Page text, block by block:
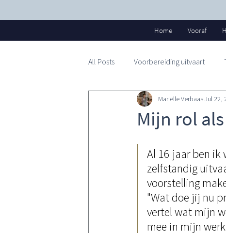
Home Vooraf
All Posts Voorbereiding uitvaart
Mijn rol
Mariëlle VerbaasJul 22,
Al 16 jaar ben ik
zelfstandig
voorstelling
"Wat doe jij nu
vertel wat mijn
mee in mijn